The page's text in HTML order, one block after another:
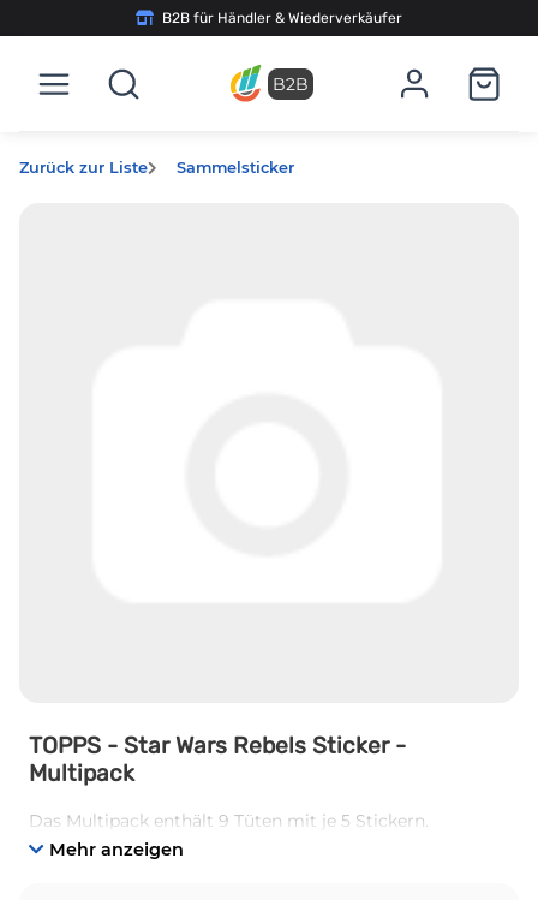
B2B für Händler & Wiederverkäufer
B2B
Zurück zur Liste Sammelsticker
TOPPS - Star Wars Rebels Sticker -
Multipack
Das Multipack enthält 9 Tüten mit je 5 Stickern.
Mehr anzeigen